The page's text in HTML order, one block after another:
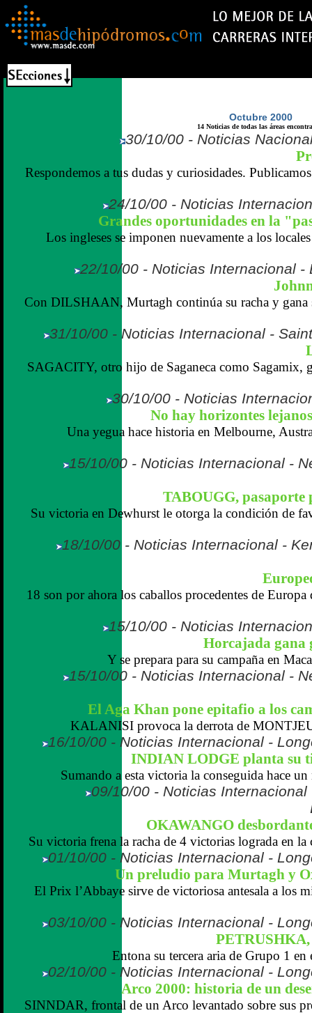
Octubre 2000
14 Noticias de todas las áreas
30/10/00 - Noticias
Respondemos a tus dudas y curiosidades.
24/10/00 - Noticias
Grandes oportunidades en la
Los ingleses se imponen nuevamente a los
22/10/00 - Noticias Internacional -
Con DILSHAAN, Murtagh continúa su racha y gana
31/10/00 - Noticias Internacional -
SAGACITY, otro hijo de Saganeca como Sagamix,
30/10/00 - Noticias
No hay horizontes
Una yegua hace historia en Melbourne,
15/10/00 - Noticias Internacional -
TABOUGG, pasaporte
Su victoria en Dewhurst le otorga la condición de
18/10/00 - Noticias Internacional -
18 son por ahora los caballos procedentes de
15/10/00 - Noticias
Horcajada gana
Y se prepara para su campaña en
15/10/00 - Noticias Internacional -
El Aga Khan pone epitafio a los
KALANISI provoca la derrota de
16/10/00 - Noticias Internacional -
INDIAN LODGE planta su
Sumando a esta victoria la conseguida hace
09/10/00 - Noticias
OKAWANGO
Su victoria frena la racha de 4 victorias lograda en la
01/10/00 - Noticias Internacional -
Un preludio para Murtagh y
El Prix l’Abbaye sirve de victoriosa antesala a los
03/10/00 - Noticias Internacional -
Entona su tercera aria de Grupo 1 en
02/10/00 - Noticias Internacional -
Arco 2000: historia de un
SINNDAR, frontal de un Arco levantado sobre sus